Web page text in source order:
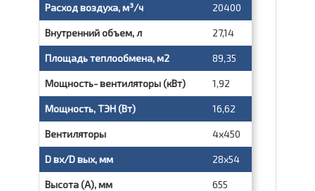
Расход воздуха, м³/ч 20400
Внутренний объем, л 27,14
Площадь теплообмена, м2 89,35
Мощность- вентиляторы (кВт) 1,92
Мощность, ТЭН (Вт) 16,62
Вентиляторы 4х450
D вх/D вых, мм 28x54
Высота (А), мм 655